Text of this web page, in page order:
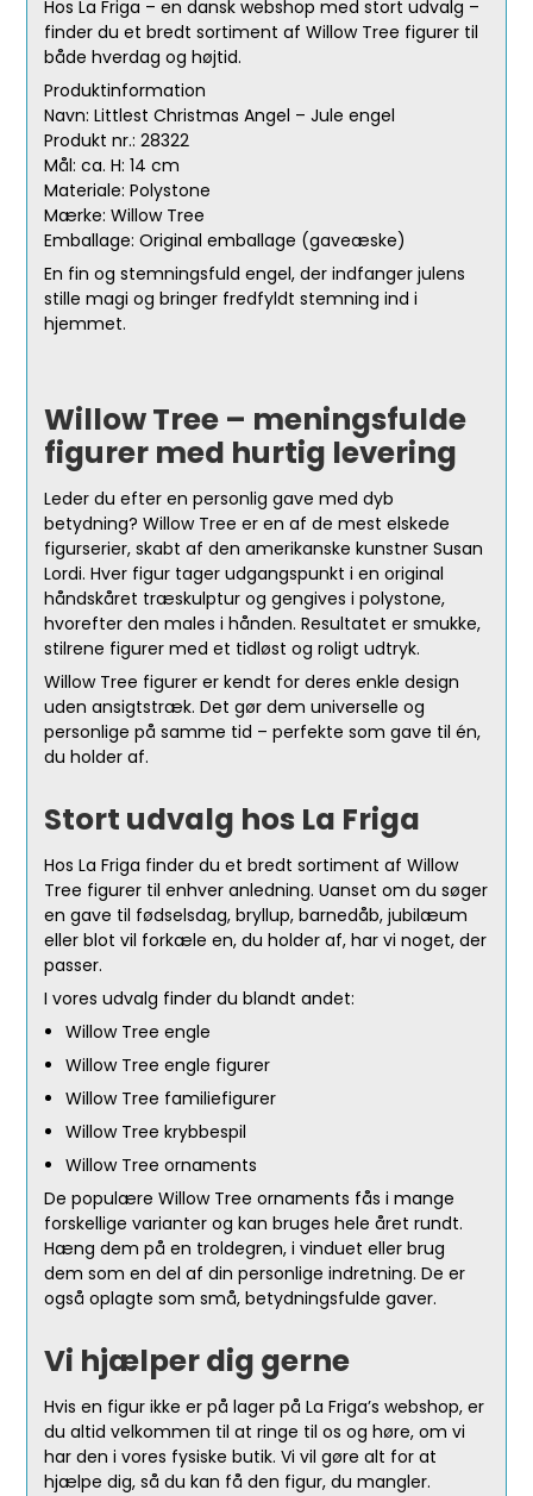
Hos La Friga – en dansk webshop med stort udvalg –
finder du et bredt sortiment af Willow Tree figurer til
både hverdag og højtid.
Produktinformation
Navn: Littlest Christmas Angel – Jule engel
Produkt nr.: 28322
Mål: ca. H: 14 cm
Materiale: Polystone
Mærke: Willow Tree
Emballage: Original emballage (gaveæske)
En fin og stemningsfuld engel, der indfanger julens
stille magi og bringer fredfyldt stemning ind i
hjemmet.
Willow Tree – meningsfulde
figurer med hurtig levering
Leder du efter en personlig gave med dyb
betydning? Willow Tree er en af de mest elskede
figurserier, skabt af den amerikanske kunstner Susan
Lordi. Hver figur tager udgangspunkt i en original
håndskåret træskulptur og gengives i polystone,
hvorefter den males i hånden. Resultatet er smukke,
stilrene figurer med et tidløst og roligt udtryk.
Willow Tree figurer er kendt for deres enkle design
uden ansigtstræk. Det gør dem universelle og
personlige på samme tid – perfekte som gave til én,
du holder af.
Stort udvalg hos La Friga
Hos La Friga finder du et bredt sortiment af Willow
Tree figurer til enhver anledning. Uanset om du søger
en gave til fødselsdag, bryllup, barnedåb, jubilæum
eller blot vil forkæle en, du holder af, har vi noget, der
passer.
I vores udvalg finder du blandt andet:
Willow Tree engle
Willow Tree engle figurer
Willow Tree familiefigurer
Willow Tree krybbespil
Willow Tree ornaments
De populære Willow Tree ornaments fås i mange
forskellige varianter og kan bruges hele året rundt.
Hæng dem på en troldegren, i vinduet eller brug
dem som en del af din personlige indretning. De er
også oplagte som små, betydningsfulde gaver.
Vi hjælper dig gerne
Hvis en figur ikke er på lager på La Friga’s webshop, er
du altid velkommen til at ringe til os og høre, om vi
har den i vores fysiske butik. Vi vil gøre alt for at
hjælpe dig, så du kan få den figur, du mangler.